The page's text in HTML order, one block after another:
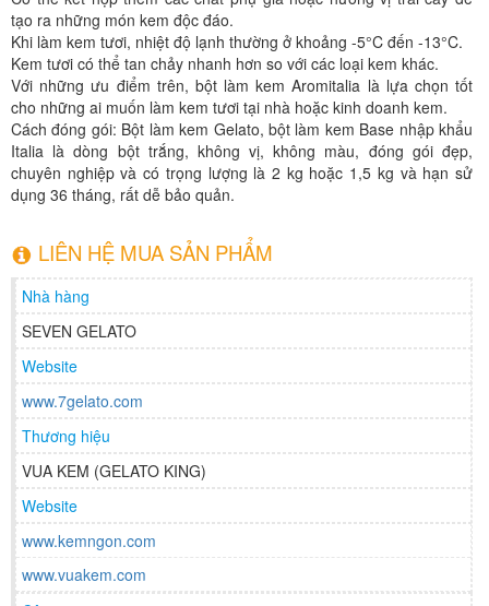
tạo ra những món kem độc đáo.
Khi làm kem tươi, nhiệt độ lạnh thường ở khoảng -5°C đến -13°C.
Kem tươi có thể tan chảy nhanh hơn so với các loại kem khác.
Với những ưu điểm trên, bột làm kem Aromitalia là lựa chọn tốt
cho những ai muốn làm kem tươi tại nhà hoặc kinh doanh kem.
Cách đóng gói: Bột làm kem Gelato, bột làm kem Base nhập khẩu
Italia là dòng bột trắng, không vị, không màu, đóng gói đẹp,
chuyên nghiệp và có trọng lượng là 2 kg hoặc 1,5 kg và hạn sử
dụng 36 tháng, rất dễ bảo quản.
LIÊN HỆ MUA SẢN PHẨM
Nhà hàng
SEVEN GELATO
Website
www.7gelato.com
Thương hiệu
VUA KEM (GELATO KING)
Website
www.kemngon.com
www.vuakem.com